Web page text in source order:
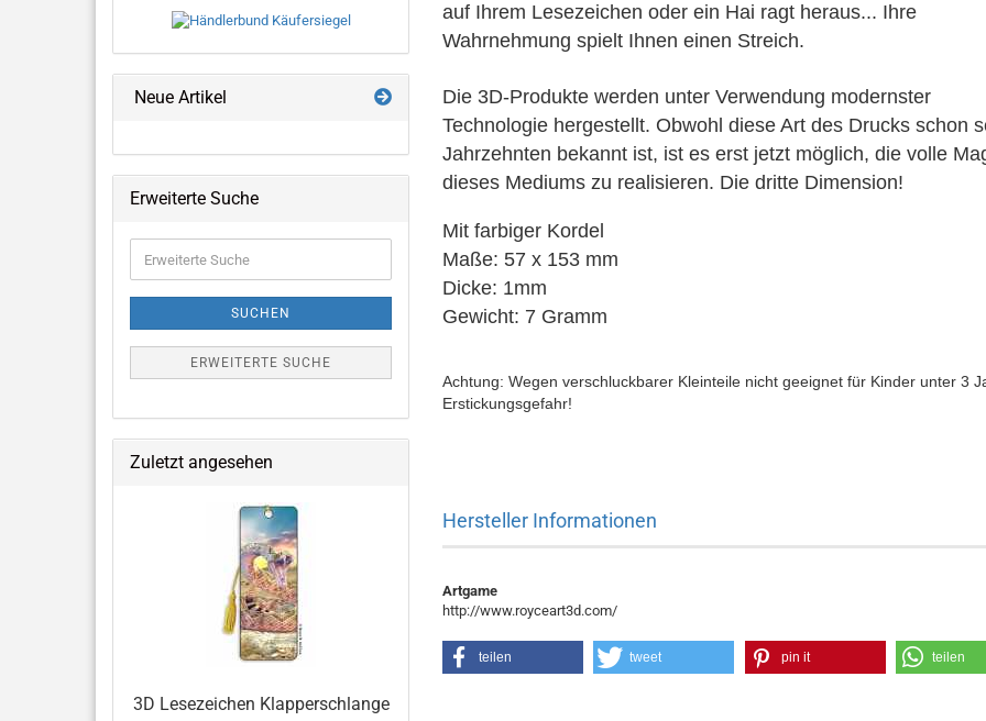
auf Ihrem Lesezeichen oder ein Hai ragt heraus... Ihre
Wahrnehmung spielt Ihnen einen Streich.
Die 3D-Produkte werden unter Verwendung modernster
Technologie hergestellt. Obwohl diese Art des Drucks schon
Jahrzehnten bekannt ist, ist es erst jetzt möglich, die volle
dieses Mediums zu realisieren. Die dritte Dimension!
Mit farbiger Kordel
Maße: 57 x 153 mm
Dicke: 1mm
Gewicht: 7 Gramm
Achtung: Wegen verschluckbarer Kleinteile nicht geeignet für Kinder unter 3
Erstickungsgefahr!
Hersteller Informationen
Artgame
http://www.royceart3d.com/
teilen tweet pin it teilen
Neue Artikel
Erweiterte Suche
Suche
SUCHEN
ERWEITERTE SUCHE
Zuletzt angesehen
3D Lesezeichen Klapperschlange